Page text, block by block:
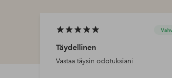
Täydellinen
Vastaa täysin odotuksiani